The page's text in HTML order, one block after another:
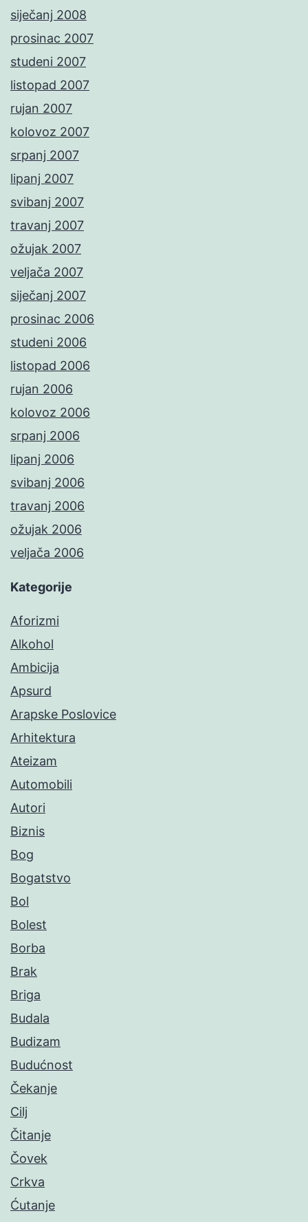
siječanj 2008
prosinac 2007
studeni 2007
listopad 2007
rujan 2007
kolovoz 2007
srpanj 2007
lipanj 2007
svibanj 2007
travanj 2007
ožujak 2007
veljača 2007
siječanj 2007
prosinac 2006
studeni 2006
listopad 2006
rujan 2006
kolovoz 2006
srpanj 2006
lipanj 2006
svibanj 2006
travanj 2006
ožujak 2006
veljača 2006
Kategorije
Aforizmi
Alkohol
Ambicija
Apsurd
Arapske Poslovice
Arhitektura
Ateizam
Automobili
Autori
Biznis
Bog
Bogatstvo
Bol
Bolest
Borba
Brak
Briga
Budala
Budizam
Budućnost
Čekanje
Cilj
Čitanje
Čovek
Crkva
Ćutanje